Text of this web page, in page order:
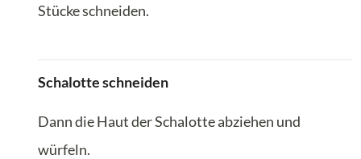
Stücke schneiden.
Schalotte schneiden
Dann die Haut der Schalotte abziehen und
würfeln.